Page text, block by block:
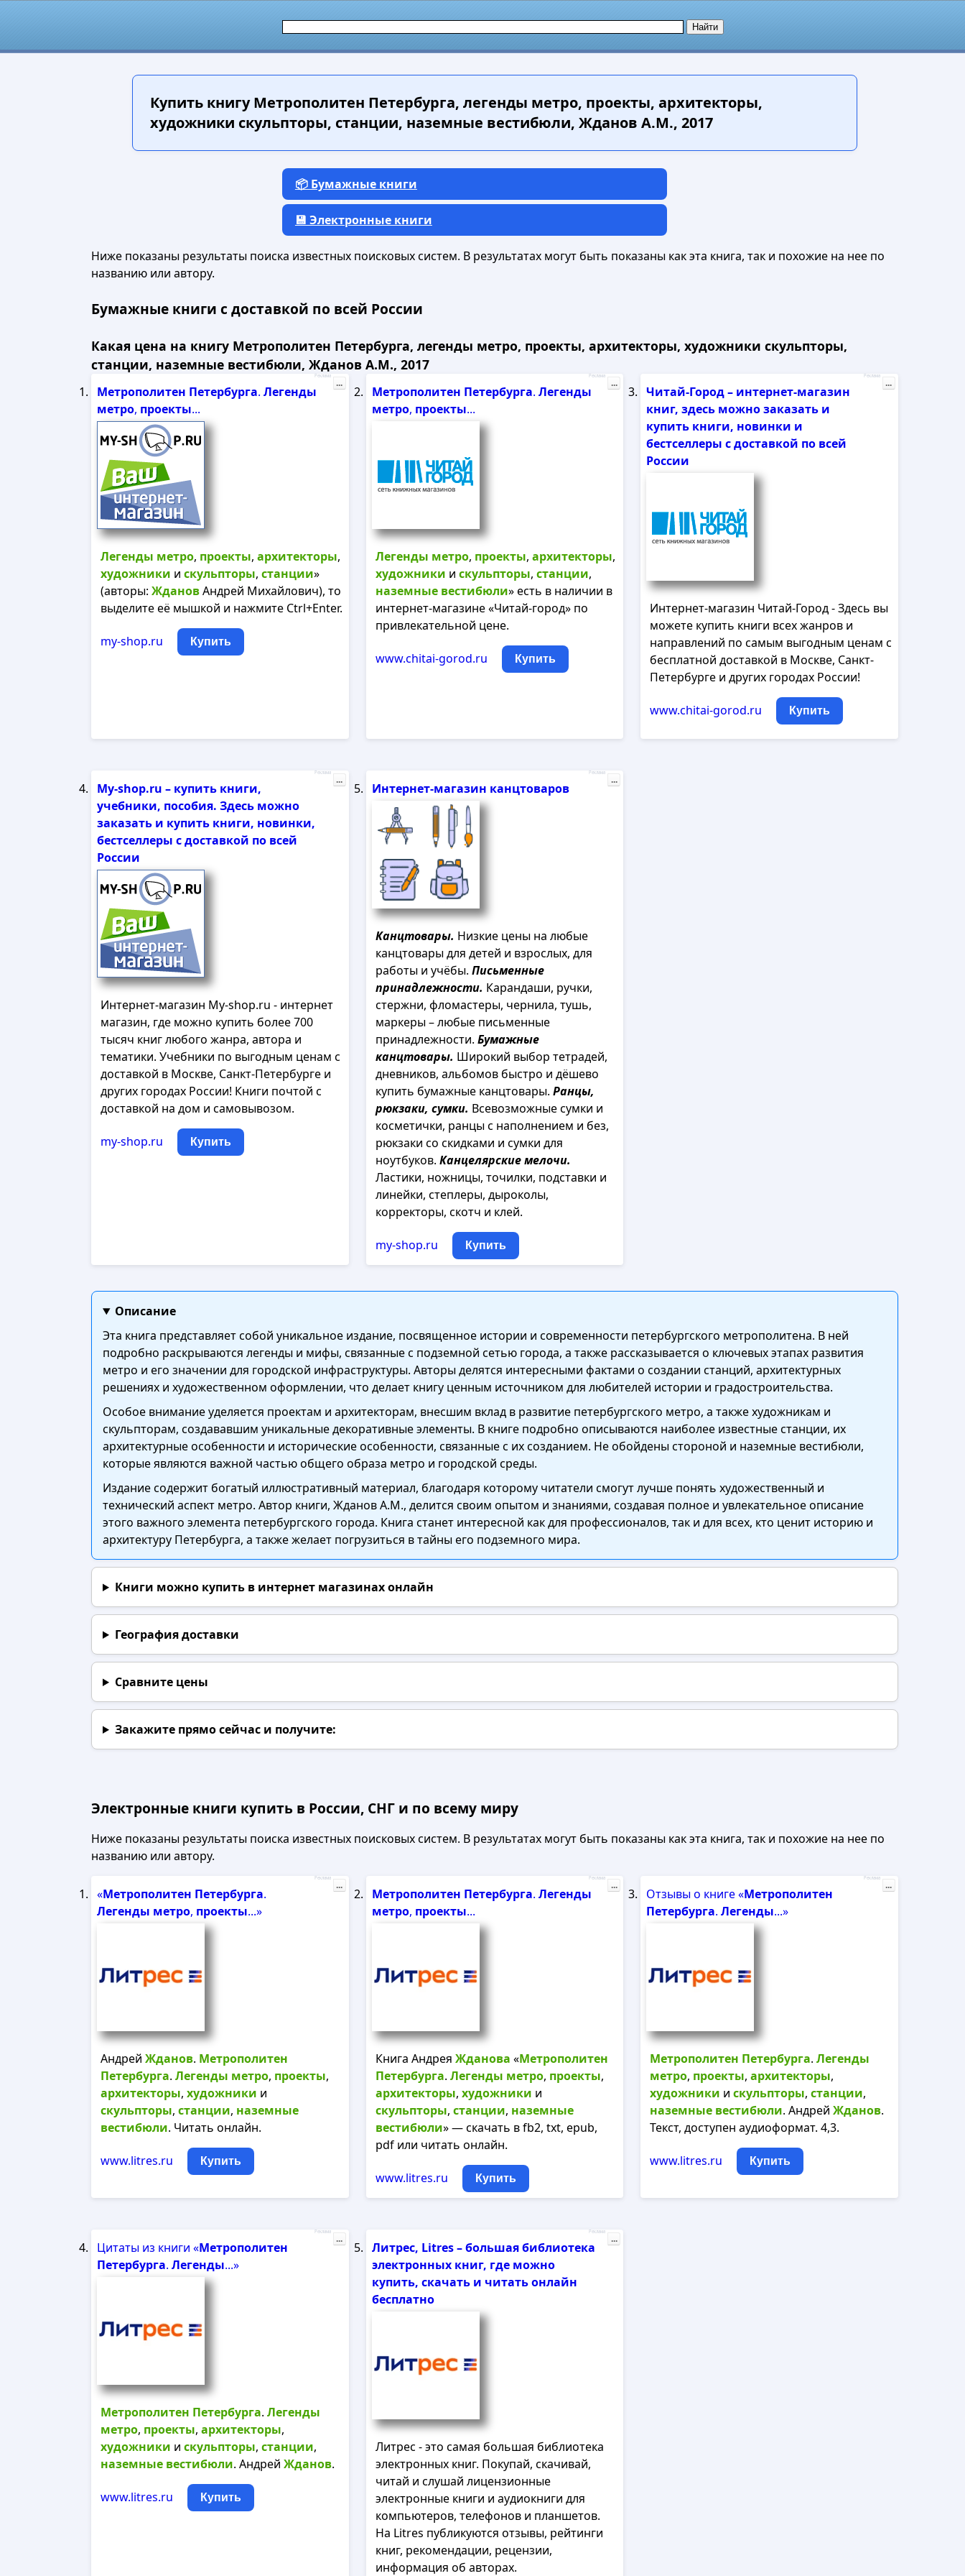
Купить книгуМетрополитен Петербурга, легенды метро, проекты, архитекторы,
художники скульпторы, станции, наземные вестибюли, Жданов А.М., 2017
📦 Бумажные книги
💾 Электронные книги
Ниже показаны результаты поиска известных поисковых систем. В результатах могут быть показаны как эта книга, так и похожие на нее по
названию или автору.
Бумажные книги с доставкой по всей России
Какая цена на книгу Метрополитен Петербурга, легенды метро, проекты, архитекторы, художники скульпторы,
станции, наземные вестибюли, Жданов А.М., 2017
Метрополитен Петербурга. Легенды
метро, проекты...
Легенды метро, проекты, архитекторы,
художники и скульпторы, станции»
(авторы: ЖдановАндрей Михайлович), то
выделите её мышкой и нажмите Ctrl+Enter.
my-shop.ru Купить
Реклама
...
Метрополитен Петербурга. Легенды
метро, проекты...
Легенды метро, проекты, архитекторы,
художники и скульпторы, станции,
наземные вестибюли» есть в наличии в
интернет-магазине «Читай-город» по
привлекательной цене.
www.chitai-gorod.ru Купить
Реклама
...
Читай-Город – интернет-магазин
книг, здесь можно заказать и
купить книги, новинки и
бестселлеры с доставкой по всей
России
Интернет-магазин Читай-Город - Здесь вы
можете купить книги всех жанров и
направлений по самым выгодным ценам с
бесплатной доставкой в Москве, Санкт-
Петербурге и других городах России!
www.chitai-gorod.ru Купить
Реклама
...
My-shop.ru – купить книги,
учебники, пособия. Здесь можно
заказать и купить книги, новинки,
бестселлеры с доставкой по всей
России
Интернет-магазин My-shop.ru - интернет
магазин, где можно купить более 700
тысяч книг любого жанра, автора и
тематики. Учебники по выгодным ценам с
доставкой в Москве, Санкт-Петербурге и
других городах России! Книги почтой с
доставкой на дом и самовывозом.
my-shop.ru Купить
Реклама
...
Интернет-магазин канцтоваров
Канцтовары. Низкие цены на любые
канцтовары для детей и взрослых, для
работы и учёбы. Письменные
принадлежности. Карандаши, ручки,
стержни, фломастеры, чернила, тушь,
маркеры – любые письменные
принадлежности. Бумажные
канцтовары. Широкий выбор тетрадей,
дневников, альбомов быстро и дёшево
купить бумажные канцтовары. Ранцы,
рюкзаки, сумки. Всевозможные сумки и
косметички, ранцы с наполнением и без,
рюкзаки со скидками и сумки для
ноутбуков. Канцелярские мелочи.
Ластики, ножницы, точилки, подставки и
линейки, степлеры, дыроколы,
корректоры, скотч и клей.
my-shop.ru Купить
Реклама
...
Описание
Эта книга представляет собой уникальное издание, посвященное истории и современности петербургского метрополитена. В ней
подробно раскрываются легенды и мифы, связанные с подземной сетью города, а также рассказывается о ключевых этапах развития
метро и его значении для городской инфраструктуры. Авторы делятся интересными фактами о создании станций, архитектурных
решениях и художественном оформлении, что делает книгу ценным источником для любителей истории и градостроительства.
Особое внимание уделяется проектам и архитекторам, внесшим вклад в развитие петербургского метро, а также художникам и
скульпторам, создававшим уникальные декоративные элементы. В книге подробно описываются наиболее известные станции, их
архитектурные особенности и исторические особенности, связанные с их созданием. Не обойдены стороной и наземные вестибюли,
которые являются важной частью общего образа метро и городской среды.
Издание содержит богатый иллюстративный материал, благодаря которому читатели смогут лучше понять художественный и
технический аспект метро. Автор книги, Жданов А.М., делится своим опытом и знаниями, создавая полное и увлекательное описание
этого важного элемента петербургского города. Книга станет интересной как для профессионалов, так и для всех, кто ценит историю и
архитектуру Петербурга, а также желает погрузиться в тайны его подземного мира.
Книги можно купить в интернет магазинах онлайн
География доставки
Сравните цены
Закажите прямо сейчаси получите:
Электронные книги купить в России, СНГ и по всему миру
Ниже показаны результаты поиска известных поисковых систем. В результатах могут быть показаны как эта книга, так и похожие на нее по
названию или автору.
«Метрополитен Петербурга.
Легенды метро, проекты...»
Андрей Жданов. Метрополитен
Петербурга. Легенды метро, проекты,
архитекторы, художники и
скульпторы, станции, наземные
вестибюли. Читать онлайн.
www.litres.ru Купить
Реклама
...
Метрополитен Петербурга. Легенды
метро, проекты...
Книга Андрея Жданова «Метрополитен
Петербурга. Легенды метро, проекты,
архитекторы, художники и
скульпторы, станции, наземные
вестибюли» — скачать в fb2, txt, epub,
pdf или читать онлайн.
www.litres.ru Купить
Реклама
...
Отзывы о книге «Метрополитен
Петербурга.Легенды...»
Метрополитен Петербурга.Легенды
метро, проекты,архитекторы,
художники искульпторы,станции,
наземные вестибюли. АндрейЖданов.
Текст, доступен аудиоформат. 4,3.
www.litres.ru Купить
Реклама
...
Цитаты из книги «Метрополитен
Петербурга. Легенды...»
Метрополитен Петербурга. Легенды
метро, проекты, архитекторы,
художники и скульпторы, станции,
наземные вестибюли. Андрей Жданов.
www.litres.ru Купить
Реклама
...
Литрес, Litres – большая библиотека
электронных книг, где можно
купить, скачать и читать онлайн
бесплатно
Литрес - это самая большая библиотека
электронных книг. Покупай, скачивай,
читай и слушай лицензионные
электронные книги и аудиокниги для
компьютеров, телефонов и планшетов.
На Litres публикуются отзывы, рейтинги
книг, рекомендации, рецензии,
информация об авторах.
Реклама
...